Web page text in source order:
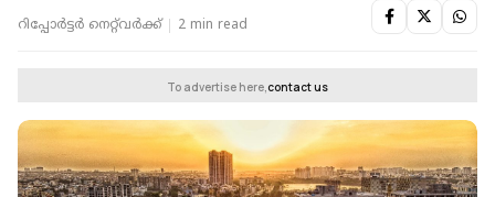
റിപ്പോർട്ടർ നെറ്റ്‌വര്‍ക്ക്‌ 2 min read
To advertise here,contact us